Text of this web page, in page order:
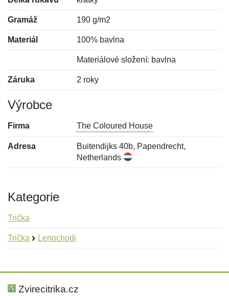
Gramáž 190 g/m2
Materiál 100% bavlna
Materiálové složení: bavlna
Záruka 2 roky
Výrobce
Firma The Coloured House
Adresa
Buitendijks 40b, Papendrecht,
Netherlands
Kategorie
Trička
Trička Lenochodi
Hodnocení:
Jméno:
Zvirecitrika.cz